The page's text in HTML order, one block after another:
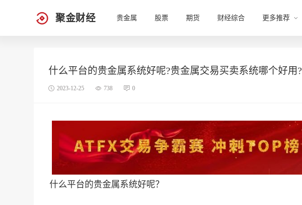
聚金财经 贵金属 股票 期货 财经综合 更多推荐
什么平台的贵金属系统好呢?贵金属交易买卖系统哪个好用?
2023-12-25 738 0
什么平台的贵金属系统好呢？